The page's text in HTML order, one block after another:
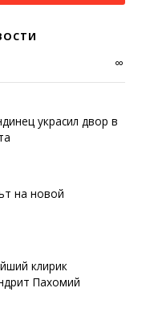
∞
украсил двор в
на новой
клирик
Пахомий